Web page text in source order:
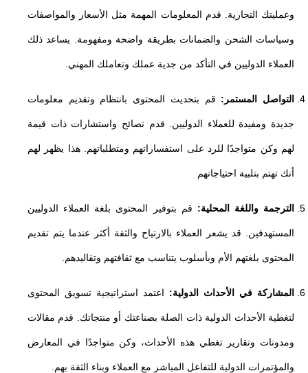
وعمليتك التجارية. قدم المعلومات المهمة مثل الأسعار والمواصفات
وسياسات الشحن والضمانات بطريقة واضحة ومفهومة. يساعد ذلك
العملاء الدوليين في التأكد من جدية عملك وتعاملك المهني.
التواصل المستمر: قم بتحديث المحتوى بانتظام وتقديم معلومات
جديدة ومفيدة للعملاء الدوليين. قدم نصائح واستشارات ذات قيمة
لهم وكن متواجدًا للرد على استفساراتهم ومتطلباتهم. هذا يظهر لهم
أنك تهتم بتلبية احتياجاتهم
الترجمة واللغة المحلية: قم بتوفير المحتوى بلغة العملاء الدوليين
المستهدفين. قد يشعر العملاء بالارتياح والثقة أكثر عندما يتم تقديم
المحتوى بلغتهم الأم وبأسلوب يتناسب مع ثقافتهم وتقاليدهم.
المشاركة في الأحداث الدولية: اعتمد استراتيجية تسويق المحتوى
لتغطية الأحداث الدولية ذات الصلة بصناعتك أو منتجاتك. قدم مقالات
ومدونات وتقارير تغطي هذه الأحداث، وكن متواجدًا في المعارض
والمؤتمرات الدولية للتفاعل المباشر مع العملاء وبناء الثقة بهم.